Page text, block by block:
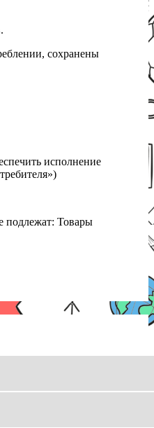
сохранены
исполнение
подлежат: Товары